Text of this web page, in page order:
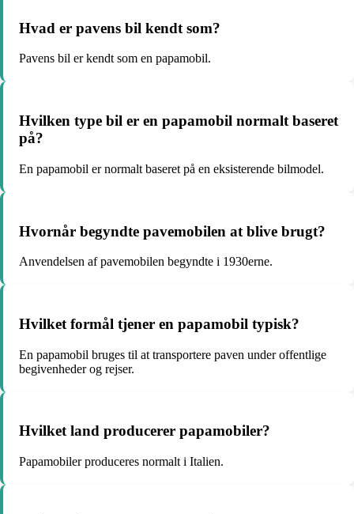
Hvad er pavens bil kendt som?
Pavens bil er kendt som en papamobil.
Hvilken type bil er en papamobil normalt baseret
på?
En papamobil er normalt baseret på en eksisterende bilmodel.
Hvornår begyndte pavemobilen at blive brugt?
Anvendelsen af pavemobilen begyndte i 1930erne.
Hvilket formål tjener en papamobil typisk?
En papamobil bruges til at transportere paven under offentlige
begivenheder og rejser.
Hvilket land producerer papamobiler?
Papamobiler produceres normalt i Italien.